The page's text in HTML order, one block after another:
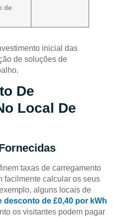
de
inicial das
de soluções de
De
Local De
taxas de carregamento
facilmente calcular os seus
alguns locais de
desconto de £0,40 por kWh
os visitantes podem pagar